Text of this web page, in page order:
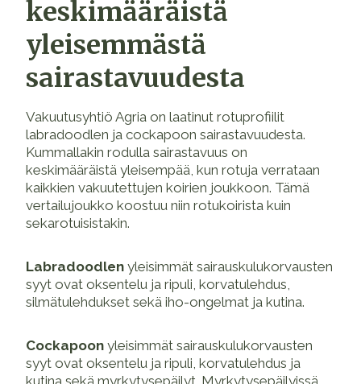
keskimääräistä
yleisemmästä
sairastavuudesta
Vakuutusyhtiö Agria on laatinut rotuprofiilit
labradoodlen ja cockapoon sairastavuudesta.
Kummallakin rodulla sairastavuus on
keskimääräistä yleisempää, kun rotuja verrataan
kaikkien vakuutettujen koirien joukkoon. Tämä
vertailujoukko koostuu niin rotukoirista kuin
sekarotuisistakin.
Labradoodlen yleisimmät sairauskulukorvausten
syyt ovat oksentelu ja ripuli, korvatulehdus,
silmätulehdukset sekä iho-ongelmat ja kutina.
Cockapoon yleisimmät sairauskulukorvausten
syyt ovat oksentelu ja ripuli, korvatulehdus ja